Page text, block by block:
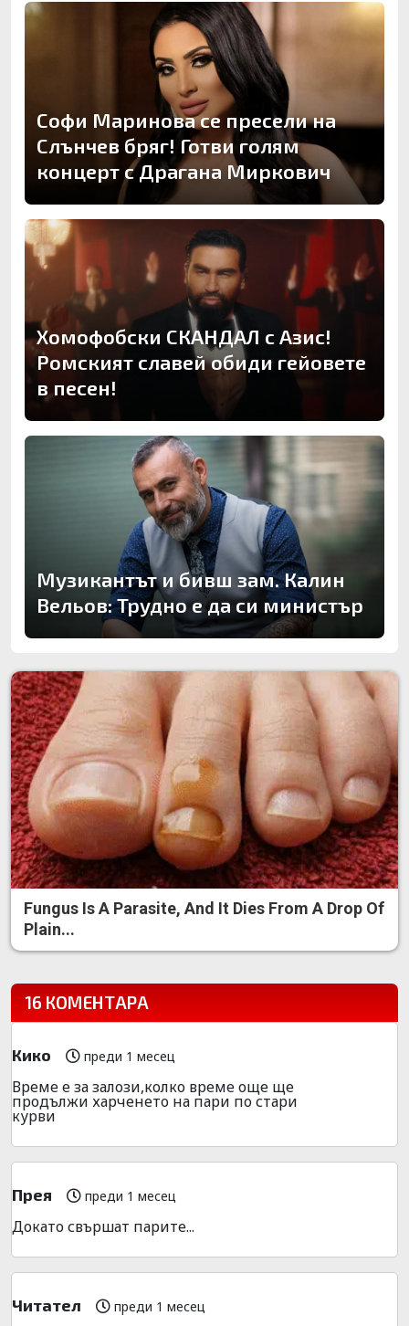
Софи Маринова се пресели на
Слънчев бряг! Готви голям
концерт с Драгана Миркович
Хомофобски СКАНДАЛ с Азис!
Ромският славей обиди гейовете
в песен!
Музикантът и бивш зам. Калин
Вельов: Трудно е да си министър
Fungus Is A Parasite, And It Dies From A Drop Of
Plain...
16 КОМЕНТАРА
Кико преди 1 месец
Време е за залози,колко време още ще
продължи харченето на пари по стари
курви
Прея преди 1 месец
Докато свършат парите...
Читател преди 1 месец